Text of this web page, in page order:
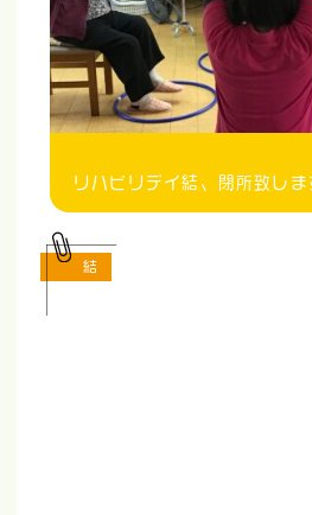
リハビリデイ結、閉所致し
結